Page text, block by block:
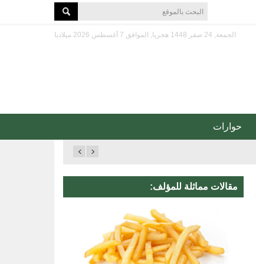
الجمعة, 24 صفر 1448 هجريا, الموافق 7 أغسطس 2026 ميلاديا
حوارات
مقالات مماثلة للمؤلف: